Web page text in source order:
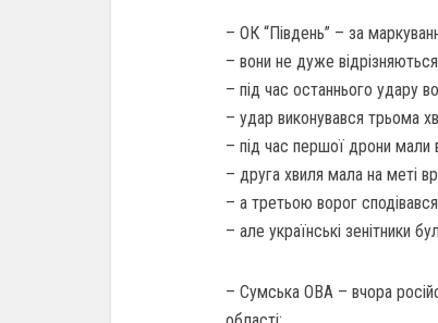
– ОК “Південь” – за
– вони не дуже
– під час останнього удару
– удар виконувався трьома
– під час першої дрони мали
– друга хвиля мала на меті
– а третьою ворог
– але українські зенітники
– Сумська ОВА – вчора